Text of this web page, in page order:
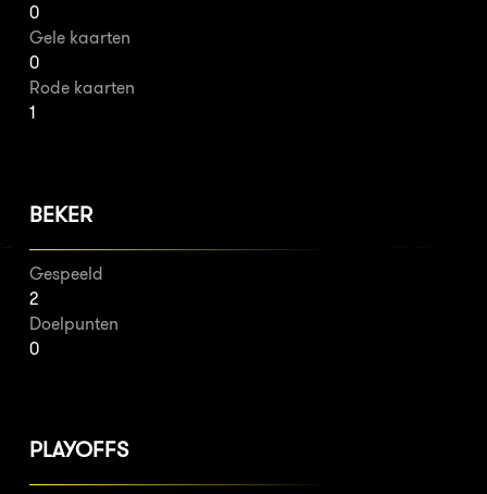
0
Gele kaarten
0
Rode kaarten
1
BEKER
Gespeeld
2
Doelpunten
0
PLAYOFFS